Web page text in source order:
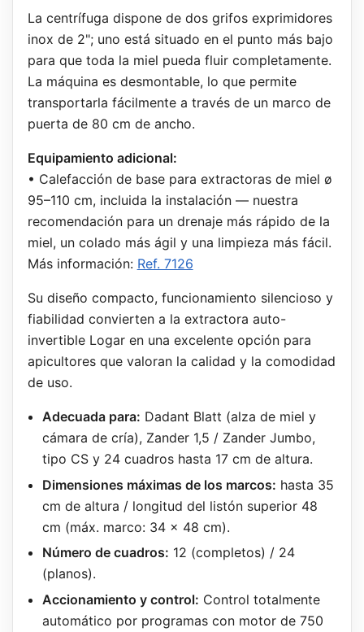
La centrífuga dispone de dos grifos exprimidores
inox de 2"; uno está situado en el punto más bajo
para que toda la miel pueda fluir completamente.
La máquina es desmontable, lo que permite
transportarla fácilmente a través de un marco de
puerta de 80 cm de ancho.
Equipamiento adicional:
• Calefacción de base para extractoras de miel ø
95–110 cm, incluida la instalación — nuestra
recomendación para un drenaje más rápido de la
miel, un colado más ágil y una limpieza más fácil.
Más información: Ref. 7126
Su diseño compacto, funcionamiento silencioso y
fiabilidad convierten a la extractora auto-
invertible Logar en una excelente opción para
apicultores que valoran la calidad y la comodidad
de uso.
Adecuada para: Dadant Blatt (alza de miel y
cámara de cría), Zander 1,5 / Zander Jumbo,
tipo CS y 24 cuadros hasta 17 cm de altura.
Dimensiones máximas de los marcos: hasta 35
cm de altura / longitud del listón superior 48
cm (máx. marco: 34 x 48 cm).
Número de cuadros: 12 (completos) / 24
(planos).
Accionamiento y control: Control totalmente
automático por programas con motor de 750